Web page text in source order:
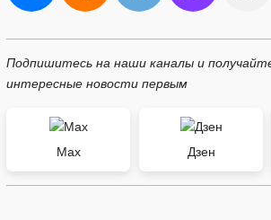
Подпишитесь на наши каналы и
интересные новости первым
Max Дзен